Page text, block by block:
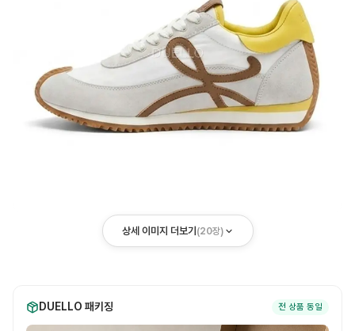
상세 이미지 더보기 (20장)
DUELLO 패키징 전 상품 동일